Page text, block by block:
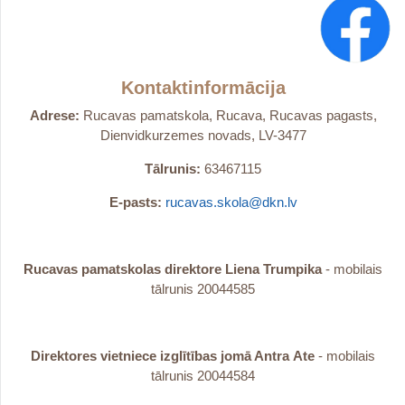
Kontaktinformācija
Adrese: Rucavas pamatskola, Rucava, Rucavas pagasts,
Dienvidkurzemes novads, LV-3477
Tālrunis: 63467115
E-pasts: rucavas.skola@dkn.lv
Rucavas pamatskolas direktore Liena Trumpika- mobilais
tālrunis 20044585
Direktores vietniece izglītības jomā Antra Ate - mobilais
tālrunis 20044584